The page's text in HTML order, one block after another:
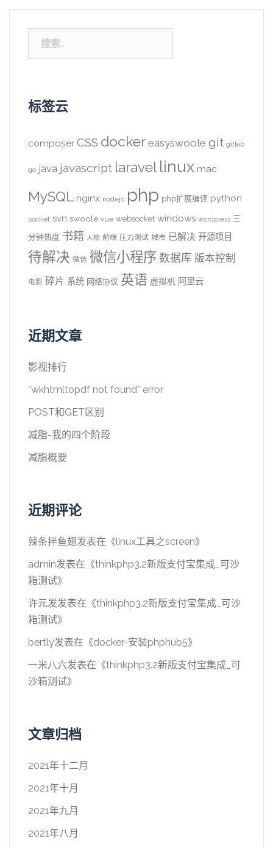
索：
标签云
composer CSS docker easyswoole git gitlab
go java javascript laravel linux mac
MySQL nginx nodejs php php扩展编译 python
socket svn swoole vue websocket windows wordpress 三
分钟热度 书籍 人物 前端 压力测试 城市 已解决 开源项目
待解决 微信 微信小程序 数据库 版本控制
电影 碎片 系统 网络协议 英语 虚拟机 阿里云
近期文章
影视排行
“wkhtmltopdf not found” error
POST和GET区别
减脂-我的四个阶段
减脂概要
近期评论
辣条拌鱼翅发表在《linux工具之screen》
admin发表在《thinkphp3.2新版支付宝集成_可沙
箱测试》
许元发发表在《thinkphp3.2新版支付宝集成_可沙
箱测试》
bertly发表在《docker-安装phphub5》
一米八六发表在《thinkphp3.2新版支付宝集成_可
沙箱测试》
文章归档
2021年十二月
2021年十月
2021年九月
2021年八月